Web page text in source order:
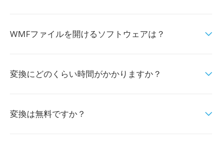
WMFファイルを開けるソフトウェアは？
変換にどのくらい時間がかかりますか？
変換は無料ですか？